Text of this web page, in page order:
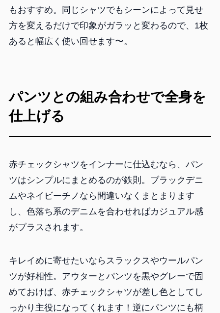
もおすすめ。同じシャツでもシーンによって見せ
方を変えるだけで印象がガラッと変わるので、1枚
あると幅広く使い回せます〜。
パンツとの組み合わせで全身を
仕上げる
赤チェックシャツをインナーに仕込むなら、パン
ツはシンプルにまとめるのが鉄則。ブラックデニ
ムやネイビーチノなら間違いなくまとまります
し、色落ち系のデニムを合わせればカジュアル感
がプラスされます。
キレイめに寄せたいならスラックスやウールパン
ツが好相性。アウターとパンツを黒やグレーで固
めておけば、赤チェックシャツが差し色としてし
っかり主役になってくれます！逆にパンツにも柄